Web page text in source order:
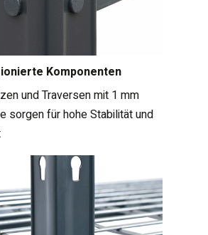
Komponenten
und Traversen mit 1 mm
sorgen für hohe Stabilität und